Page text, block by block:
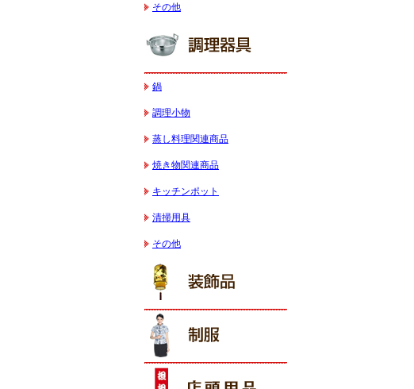
その他
鍋
調理小物
蒸し料理関連商品
焼き物関連商品
キッチンポット
清掃用具
その他